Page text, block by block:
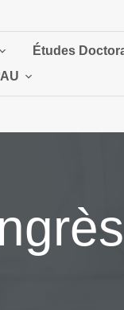
Études